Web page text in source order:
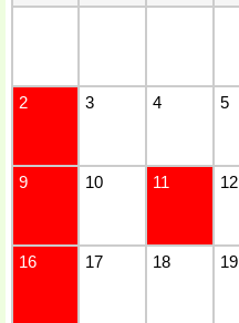
2 3 4 5
9 10 11 12
16 17 18 19